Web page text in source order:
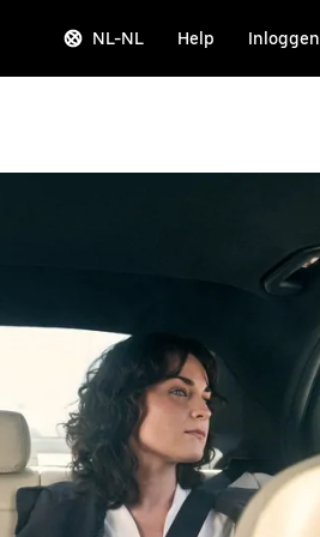
NL-NL Help Inloggen